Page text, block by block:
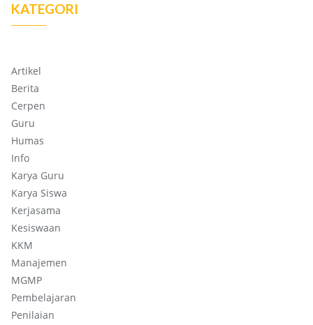
KATEGORI
Artikel
Berita
Cerpen
Guru
Humas
Info
Karya Guru
Karya Siswa
Kerjasama
Kesiswaan
KKM
Manajemen
MGMP
Pembelajaran
Penilaian